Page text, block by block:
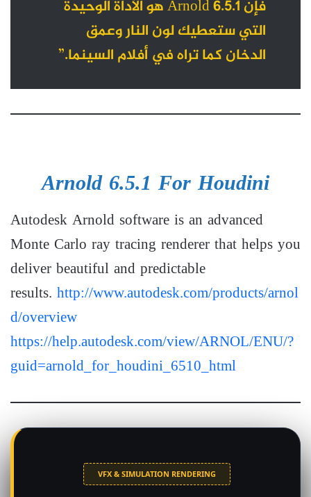
فإن Arnold 6.5.1 هو الأداة الوحيدة
التي ستعطيك لون النار وعمق
الدخان كما تراه في أفلام السينما.”
Arnold 6.5.1 For Houdini
Autodesk Arnold software is an advanced
Monte Carlo ray tracing renderer that helps you
deliver beautiful and predictable
results. http://www.autodesk.com/products/arnol
d/overview
https://help.autodesk.com/view/ARNOL/ENU/?
guid=arnold_for_houdini_6510_html
VFX & SIMULATION RENDERING